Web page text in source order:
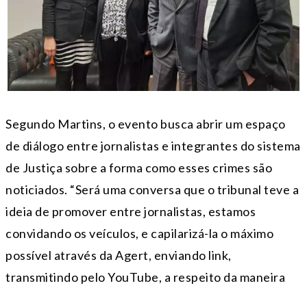
Segundo Martins, o evento busca abrir um espaço
de diálogo entre jornalistas e integrantes do sistema
de Justiça sobre a forma como esses crimes são
noticiados. “Será uma conversa que o tribunal teve a
ideia de promover entre jornalistas, estamos
convidando os veículos, e capilarizá-la o máximo
possível através da Agert, enviando link,
transmitindo pelo YouTube, a respeito da maneira